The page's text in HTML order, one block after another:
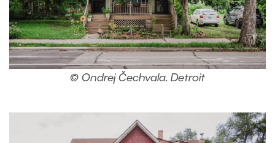
© Ondrej Čechvala. Detroit